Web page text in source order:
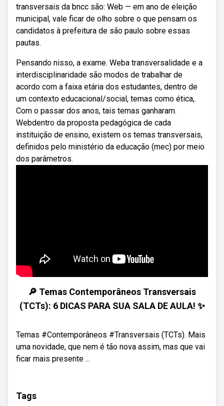
transversais da bncc são: Web — em ano de eleição
municipal, vale ficar de olho sobre o que pensam os
candidatos à prefeitura de são paulo sobre essas
pautas.
Pensando nisso, a exame. Weba transversalidade e a
interdisciplinaridade são modos de trabalhar de
acordo com a faixa etária dos estudantes, dentro de
um contexto educacional/social, temas como ética,.
Com o passar dos anos, tais temas ganharam.
Webdentro da proposta pedagógica de cada
instituição de ensino, existem os temas transversais,
definidos pelo ministério da educação (mec) por meio
dos parâmetros.
🔎 Temas Contemporâneos Transversais
(TCTs): 6 DICAS PARA SUA SALA DE AULA! ✨
Temas #Contemporâneos #Transversais (TCTs). Mais
uma novidade, que nem é tão nova assim, mas que vai
ficar mais presente ...
Tags